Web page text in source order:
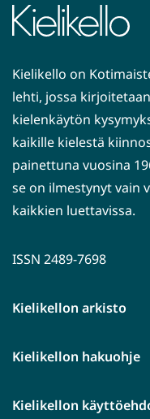
Kielikello on
lehti, jossa
kielenkäytön
kaikille kielestä
painettuna vuosina
se on ilmestynyt vain
kaikkien luettavissa.
ISSN 2489-7698
Kielikellon arkisto
Kielikellon hakuohje
Kielikellon